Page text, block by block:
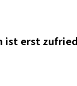
erst